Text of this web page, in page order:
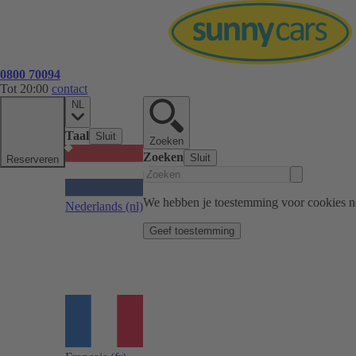
0800 70094
Tot 20:00 contact
Reserveren
NL
Taal Sluit
Nederlands (nl)
Zoeken
Zoeken Sluit
We hebben je toestemming voor cookies
Geef toestemming